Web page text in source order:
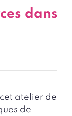
dans
atelier de
de